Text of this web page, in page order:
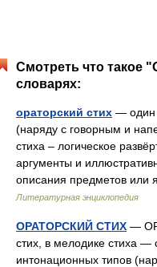
Смотреть что такое
словарях:
ораторский стих — один
(наряду с говорным и
стиха – логическое
аргументы и
описания предметов
Литературная энциклопедия
ОРАТОРСКИЙ СТИХ —
стих, в мелодике стиха —
интонационных типов